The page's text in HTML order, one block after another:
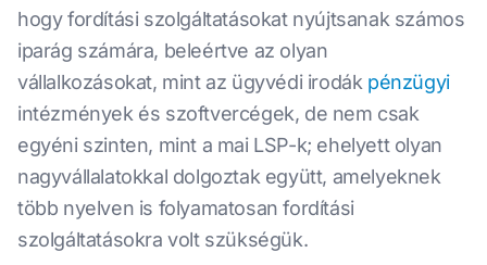
hogy fordítási szolgáltatásokat nyújtsanak számos
iparág számára, beleértve az olyan
vállalkozásokat, mint az ügyvédi irodák pénzügyi
intézmények és szoftvercégek, de nem csak
egyéni szinten, mint a mai LSP-k; ehelyett olyan
nagyvállalatokkal dolgoztak együtt, amelyeknek
több nyelven is folyamatosan fordítási
szolgáltatásokra volt szükségük.